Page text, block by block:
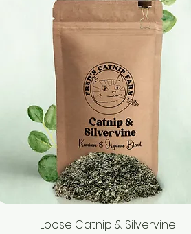
Loose Catnip & Silvervine